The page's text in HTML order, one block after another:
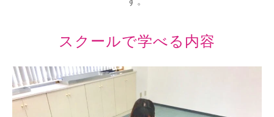
スクールで学べる内容